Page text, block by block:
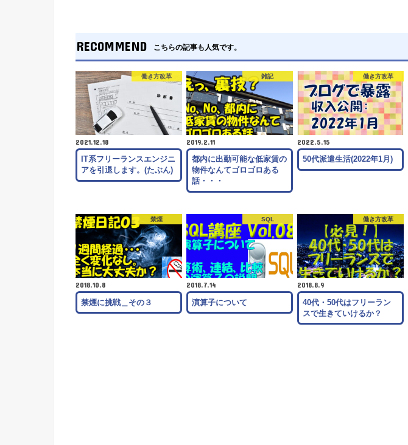
RECOMMEND こちらの記事も人気です。
働き方改革
2021.12.18
IT系フリーランスエンジニ
アを引退します。(たぶん)
雑記
2019.2.11
都内に出勤可能な低家賃の
物件なんてゴロゴロある
話・・・
働き方改革
2022.5.15
50代派遣生活(2022年1月)
禁煙
2018.10.8
禁煙に挑戦＿その３
SQL
2018.7.14
演算子について
働き方改革
2018.8.9
40代・50代はフリーラン
スで生きていけるか？